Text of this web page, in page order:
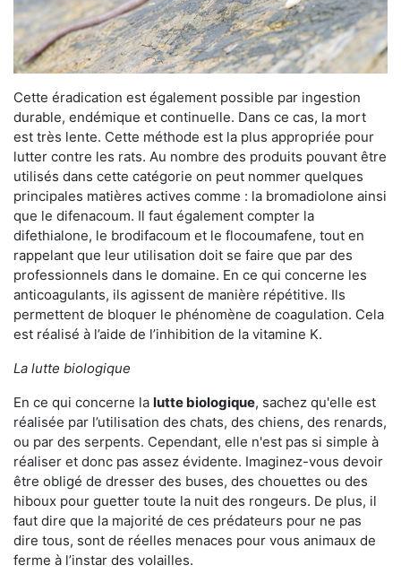
Cette éradication est également possible par ingestion
durable, endémique et continuelle. Dans ce cas, la mort
est très lente. Cette méthode est la plus appropriée pour
lutter contre les rats. Au nombre des produits pouvant être
utilisés dans cette catégorie on peut nommer quelques
principales matières actives comme : la bromadiolone ainsi
que le difenacoum. Il faut également compter la
difethialone, le brodifacoum et le flocoumafene, tout en
rappelant que leur utilisation doit se faire que par des
professionnels dans le domaine. En ce qui concerne les
anticoagulants, ils agissent de manière répétitive. Ils
permettent de bloquer le phénomène de coagulation. Cela
est réalisé à l’aide de l’inhibition de la vitamine K.
La lutte biologique
En ce qui concerne la lutte biologique, sachez qu'elle est
réalisée par l’utilisation des chats, des chiens, des renards,
ou par des serpents. Cependant, elle n'est pas si simple à
réaliser et donc pas assez évidente. Imaginez-vous devoir
être obligé de dresser des buses, des chouettes ou des
hiboux pour guetter toute la nuit des rongeurs. De plus, il
faut dire que la majorité de ces prédateurs pour ne pas
dire tous, sont de réelles menaces pour vous animaux de
ferme à l’instar des volailles.